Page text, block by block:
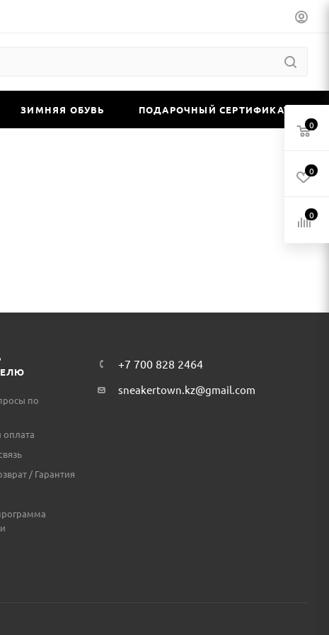
ЗИМНЯЯ ОБУВЬ ПОДАРОЧНЫЙ СЕРТИФИКАТ
по
оплата
/ Гарантия
+7 700 828 2464
sneakertown.kz@gmail.com
0
0
0